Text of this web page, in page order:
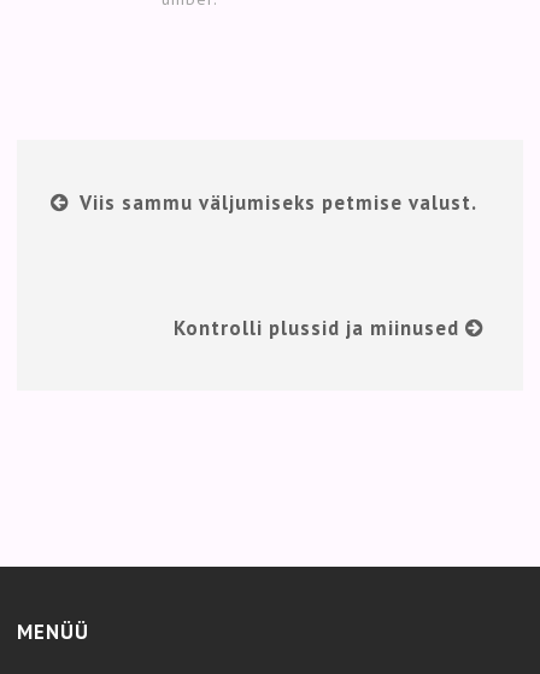
Viis sammu väljumiseks petmise valust.
Kontrolli plussid ja miinused
MENÜÜ